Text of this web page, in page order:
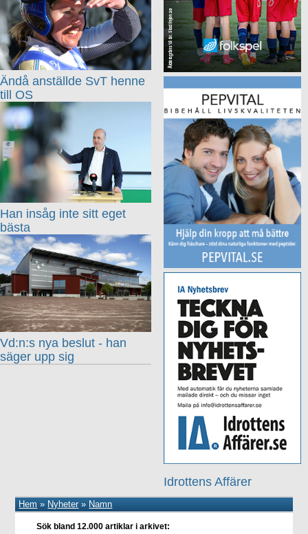
Idrottens Affärer
Ändå anställde SvT henne
till OS
Han insåg inte sitt eget
bästa
Vd:n:s nya beslut - han
säger upp sig
Hem » Nyheter» Namn
Sök bland 12.000 artiklar i arkivet: